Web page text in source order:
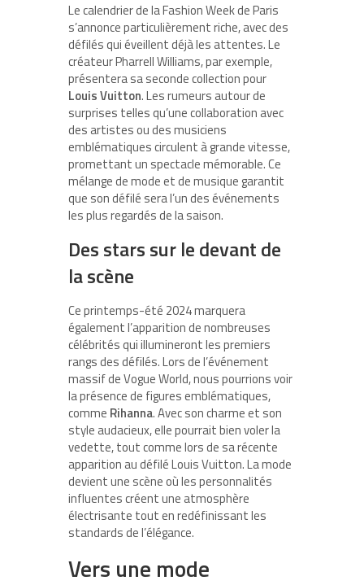
Le calendrier de la Fashion Week de Paris
s’annonce particulièrement riche, avec des
défilés qui éveillent déjà les attentes. Le
créateur Pharrell Williams, par exemple,
présentera sa seconde collection pour
Louis Vuitton. Les rumeurs autour de
surprises telles qu’une collaboration avec
des artistes ou des musiciens
emblématiques circulent à grande vitesse,
promettant un spectacle mémorable. Ce
mélange de mode et de musique garantit
que son défilé sera l’un des événements
les plus regardés de la saison.
Des stars sur le devant de
la scène
Ce printemps-été 2024 marquera
également l’apparition de nombreuses
célébrités qui illumineront les premiers
rangs des défilés. Lors de l’événement
massif de Vogue World, nous pourrions voir
la présence de figures emblématiques,
comme Rihanna. Avec son charme et son
style audacieux, elle pourrait bien voler la
vedette, tout comme lors de sa récente
apparition au défilé Louis Vuitton. La mode
devient une scène où les personnalités
influentes créent une atmosphère
électrisante tout en redéfinissant les
standards de l’élégance.
Vers une mode